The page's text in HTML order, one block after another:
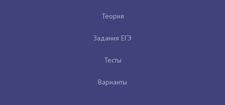
Теория
Задания ЕГЭ
Тесты
Варианты